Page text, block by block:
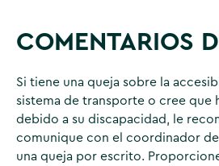
COMENTARIOS
Si tiene una queja sobre la
sistema de transporte o cree que
debido a su discapacidad, le
comunique con el coordinador de
una queja por escrito.